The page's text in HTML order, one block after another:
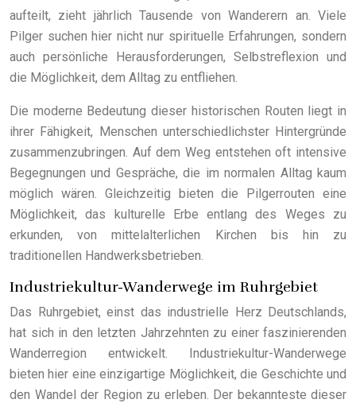
aufteilt, zieht jährlich Tausende von Wanderern an. Viele
Pilger suchen hier nicht nur spirituelle Erfahrungen, sondern
auch persönliche Herausforderungen, Selbstreflexion und
die Möglichkeit, dem Alltag zu entfliehen.
Die moderne Bedeutung dieser historischen Routen liegt in
ihrer Fähigkeit, Menschen unterschiedlichster Hintergründe
zusammenzubringen. Auf dem Weg entstehen oft intensive
Begegnungen und Gespräche, die im normalen Alltag kaum
möglich wären. Gleichzeitig bieten die Pilgerrouten eine
Möglichkeit, das kulturelle Erbe entlang des Weges zu
erkunden, von mittelalterlichen Kirchen bis hin zu
traditionellen Handwerksbetrieben.
Industriekultur-Wanderwege im Ruhrgebiet
Das Ruhrgebiet, einst das industrielle Herz Deutschlands,
hat sich in den letzten Jahrzehnten zu einer faszinierenden
Wanderregion entwickelt. Industriekultur-Wanderwege
bieten hier eine einzigartige Möglichkeit, die Geschichte und
den Wandel der Region zu erleben. Der bekannteste dieser